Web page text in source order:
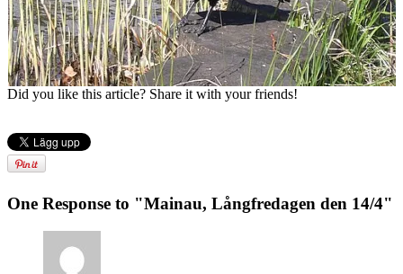
Did you like this article? Share it with your friends!
One Response to "Mainau, Långfredagen den 14/4"